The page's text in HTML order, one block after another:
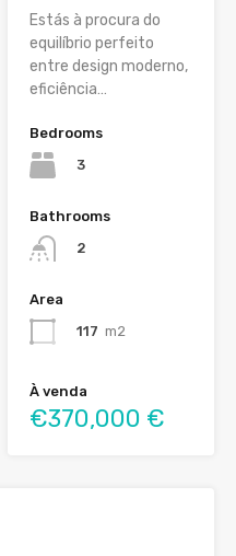
Estás à procura do
equilíbrio perfeito
entre design moderno,
eficiência…
Bedrooms
3
Bathrooms
2
Area
117 m2
À venda
€370,000 €